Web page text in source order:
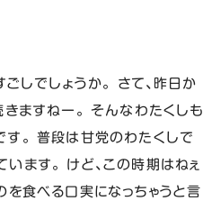
ごしでしょうか。 さて、昨日か
ますねー。 そんなわたくしも
す。 普段は甘党のわたくしで
ます。 けど、この時期はねぇ
を食べる口実になっちゃうと言